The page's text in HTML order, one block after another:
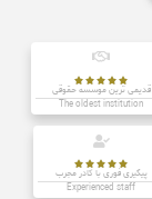





قدیمی ترین موسسه حقوقی
The oldest institution





پیگیری فوری با کادر مجرب
Experienced staff